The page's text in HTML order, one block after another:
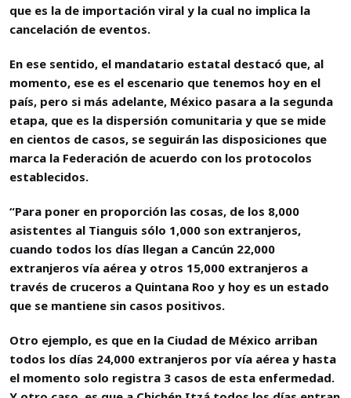
que es la de importación viral y la cual no implica la
cancelación de eventos.
En ese sentido, el mandatario estatal destacó que, al
momento, ese es el escenario que tenemos hoy en el
país, pero si más adelante, México pasara a la segunda
etapa, que es la dispersión comunitaria y que se mide
en cientos de casos, se seguirán las disposiciones que
marca la Federación de acuerdo con los protocolos
establecidos.
“Para poner en proporción las cosas, de los 8,000
asistentes al Tianguis sólo 1,000 son extranjeros,
cuando todos los días llegan a Cancún 22,000
extranjeros vía aérea y otros 15,000 extranjeros a
través de cruceros a Quintana Roo y hoy es un estado
que se mantiene sin casos positivos.
Otro ejemplo, es que en la Ciudad de México arriban
todos los días 24,000 extranjeros por vía aérea y hasta
el momento solo registra 3 casos de esta enfermedad.